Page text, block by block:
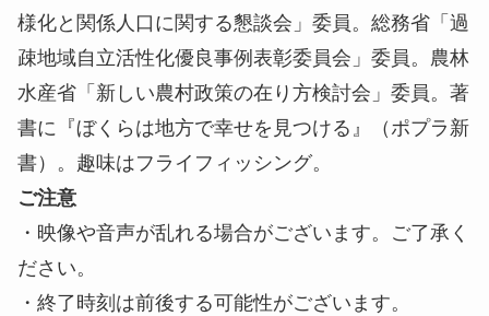
様化と関係人口に関する懇談会」委員。総務省「過
疎地域自立活性化優良事例表彰委員会」委員。農林
水産省「新しい農村政策の在り方検討会」委員。著
書に『ぼくらは地方で幸せを見つける』（ポプラ新
書）。趣味はフライフィッシング。
ご注意
・映像や音声が乱れる場合がございます。ご了承く
ださい。
・終了時刻は前後する可能性がございます。